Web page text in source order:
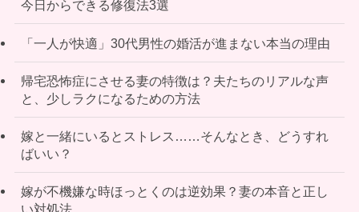
今日からできる修復法3選
「一人が快適」30代男性の婚活が進まない本当の理由
帰宅恐怖症にさせる妻の特徴は？夫たちのリアルな声
と、少しラクになるための方法
嫁と一緒にいるとストレス……そんなとき、どうすれ
ばいい？
嫁が不機嫌な時ほっとくのは逆効果？妻の本音と正し
い対処法